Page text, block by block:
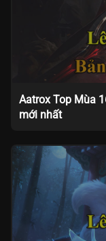
Aatrox Top Mùa
mới nhất